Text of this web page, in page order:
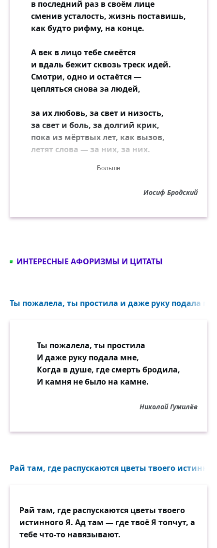
в последний раз в своём лице
сменив усталость, жизнь поставишь,
как будто рифму, на конце.
А век в лицо тебе смеётся
и вдаль бежит сквозь треск идей.
Смотри, одно и остаётся —
цепляться снова за людей,
за их любовь, за свет и низость,
за свет и боль, за долгий крик,
пока из мёртвых лет, как вызов,
летят слова — за них, за них.
Я прохожу сквозь вечный город,
шумит листва, в громадном хоре
Больше
Иосиф Бродский
ИНТЕРЕСНЫЕ АФОРИЗМЫ И ЦИТАТЫ
Ты пожалела, ты простила и даже руку подала
Ты пожалела, ты простила
И даже руку подала мне,
Когда в душе, где смерть бродила,
И камня не было на камне.
Николай Гумилёв
Рай там, где распускаются цветы твоего
Рай там, где распускаются цветы твоего
истинного Я. Ад там — где твоё Я топчут, а
тебе что-то навязывают.